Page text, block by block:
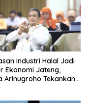
Industri Halal Jadi
Ekonomi Jateng,
Arinugroho Tekankan